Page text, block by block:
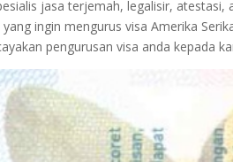
jasa terjemah, legalisir,
ingin mengurus visa Amerika
pengurusan visa anda